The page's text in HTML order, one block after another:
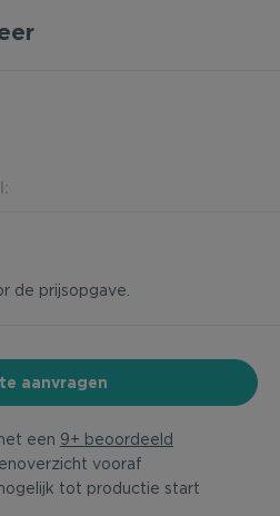
de prijsopgave.
aanvragen
een 9+ beoordeeld
vooraf
tot productie start